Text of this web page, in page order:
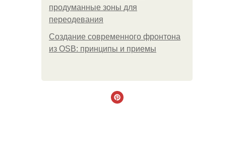
продуманные зоны для
переодевания
Создание современного фронтона
из OSB: принципы и приемы